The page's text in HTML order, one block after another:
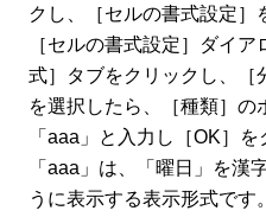
クし、［セルの書式設定］
［セルの書式設定］ダイ
式］タブをクリックし、［
を選択したら、［種類］の
「aaa」と入力し［OK］を
「aaa」は、「曜日」を漢
うに表示する表示形式です。